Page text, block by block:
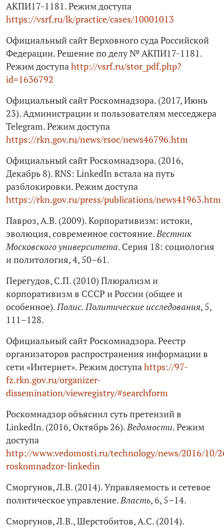
АКПИ17-1181. Режим доступа
https://vsrf.ru/lk/practice/cases/10001013
Официальный сайт Верховного суда Российской
Федерации. Решение по делу № АКПИ17-1181.
Режим доступаhttp://vsrf.ru/stor_pdf.php?
id=1636792
Официальный сайт Роскомнадзора. (2017, Июнь
23). Администрации и пользователям месседжера
Telegram. Режим доступа
https://rkn.gov.ru/news/rsoc/news46796.htm
Официальный сайт Роскомнадзора. (2016,
Декабрь 8). RNS: LinkedIn встала на путь
разблокировки. Режим доступа
https://rkn.gov.ru/press/publications/news41963.htm
Павроз, А.В. (2009). Корпоративизм: истоки,
эволюция, современное состояние.Вестник
Московского университета. Серия 18: социология
и политология, 4, 50–61.
Перегудов, С.П. (2010) Плюрализм и
корпоративизм в СССР и России (общее и
особенное).Полис. Политические исследования, 5,
111–128.
Официальный сайт Роскомнадзора. Реестр
организаторов распространения информации в
сети «Интернет». Режим доступаhttps://97-
fz.rkn.gov.ru/organizer-
dissemination/viewregistry/#searchform
Роскомнадзор объяснил суть претензий в
LinkedIn. (2016, Октябрь 26).Ведомости. Режим
доступа
http://www.vedomosti.ru/technology/news/2016/10/
roskomnadzor-linkedin
Сморгунов, Л.В. (2014). Управляемость и сетевое
политическое управление.Власть, 6, 5–14.
Сморгунов, Л.В., Шерстобитов, А.С. (2014).